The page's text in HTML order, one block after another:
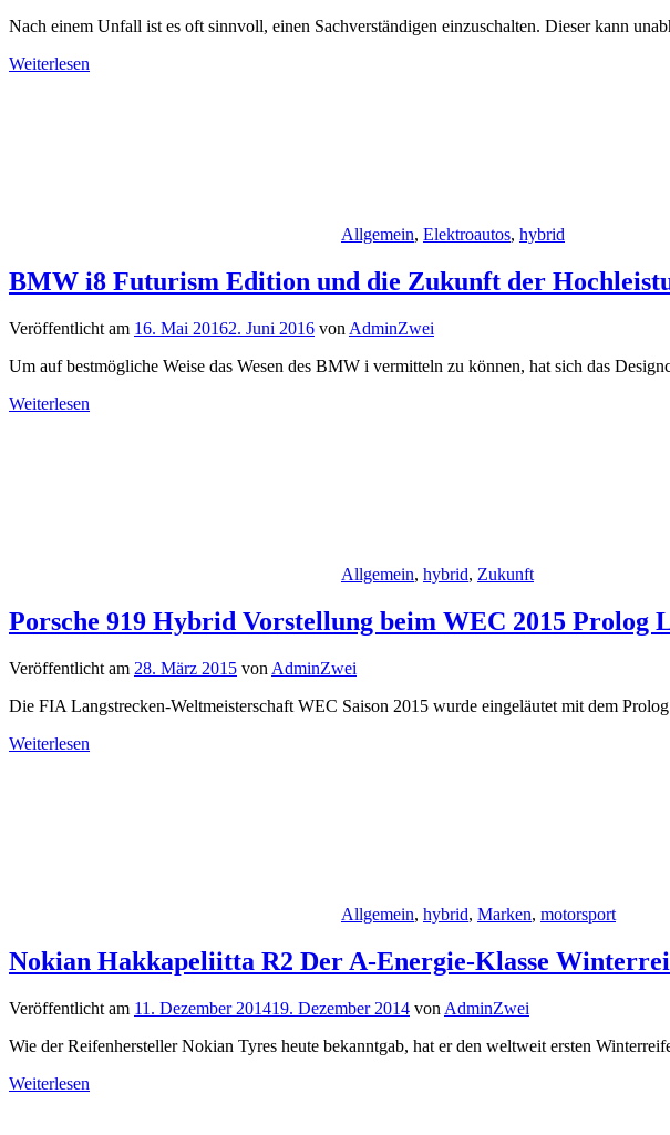
Nach einem Unfall ist es oft sinnvoll, einen Sachverständigen einzuschalten. Dieser kann
Weiterlesen
Allgemein, Elektroautos, hybrid
BMW i8 Futurism Edition und die Zukunft der
Veröffentlicht am 16. Mai 20162. Juni 2016 von AdminZwei
Um auf bestmögliche Weise das Wesen des BMW i vermitteln zu können, hat sich das
Weiterlesen
Allgemein, hybrid, Zukunft
Porsche 919 Hybrid Vorstellung beim WEC 2015 Prolog
Veröffentlicht am 28. März 2015 von AdminZwei
Die FIA Langstrecken-Weltmeisterschaft WEC Saison 2015 wurde eingeläutet mit dem
Weiterlesen
Allgemein, hybrid, Marken, motorsport
Nokian Hakkapeliitta R2 Der A-Energie-Klasse
Veröffentlicht am 11. Dezember 201419. Dezember 2014 von AdminZwei
Wie der Reifenhersteller Nokian Tyres heute bekanntgab, hat er den weltweit ersten
Weiterlesen